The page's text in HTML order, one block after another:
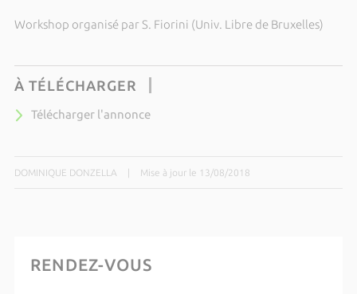
Workshop organisé par S. Fiorini (Univ. Libre de Bruxelles)
À TÉLÉCHARGER
Télécharger l'annonce
DOMINIQUE DONZELLA Mise à jour le 13/08/2018
RENDEZ-VOUS